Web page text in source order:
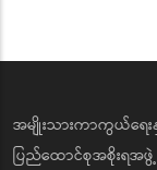
အမျိုးသားကာကွယ်ရေး
ပြည်ထောင်စုအစိုးရအ